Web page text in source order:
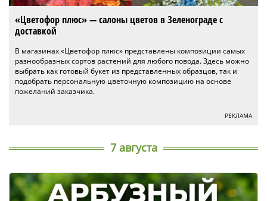
«Цветофор плюс» — салоны цветов в Зеленограде с
доставкой
В магазинах «Цветофор плюс» представлены композиции самых
разнообразных сортов растений для любого повода. Здесь можно
выбрать как готовый букет из представленных образцов, так и
подобрать персональную цветочную композицию на основе
пожеланий заказчика.
РЕКЛАМА
7 августа